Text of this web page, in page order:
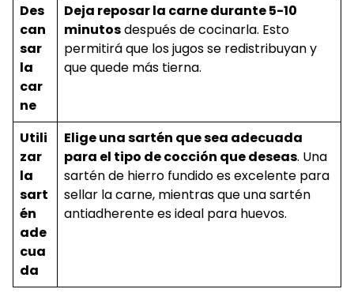
Des
can
sar
la
car
ne
Deja reposar la carne durante 5-10
minutosdespués de cocinarla. Esto
permitirá que los jugos se redistribuyan y
que quede más tierna.
Utili
zar
la
sart
én
ade
cua
da
Elige una sartén que sea adecuada
para el tipo de cocción que deseas. Una
sartén de hierro fundido es excelente para
sellar la carne, mientras que una sartén
antiadherente es ideal para huevos.